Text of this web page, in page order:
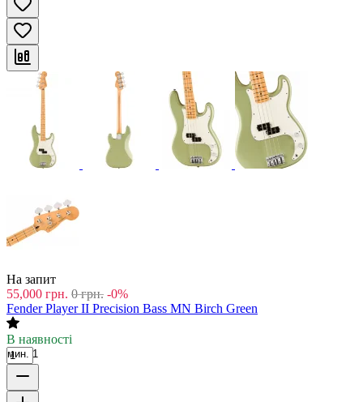
На запит
55,000 грн. 0 грн. -0%
Fender Player II Precision Bass MN Birch Green
В наявності
мин. 1